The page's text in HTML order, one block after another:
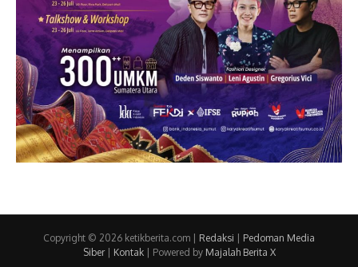
Copyright © 2026 ketikberita.com | Redaksi
Pedoman Media
Siber| Kontak| Powered by Majalah Berita X